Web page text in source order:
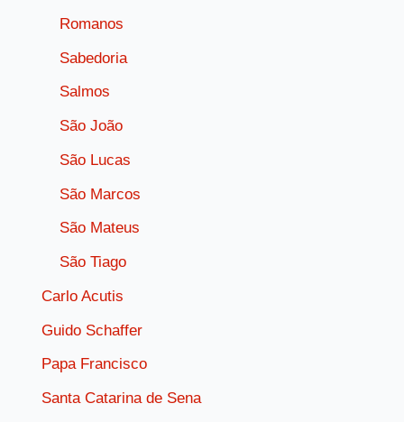
Romanos
Sabedoria
Salmos
São João
São Lucas
São Marcos
São Mateus
São Tiago
Carlo Acutis
Guido Schaffer
Papa Francisco
Santa Catarina de Sena